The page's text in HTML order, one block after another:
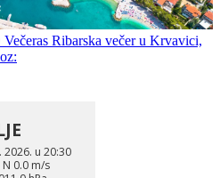
Ribarska večer u Krvavici,